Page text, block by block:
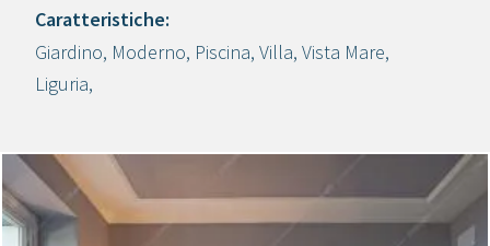
Crea progetto
Caratteristiche:
Giardino, Moderno, Piscina, Villa, Vista Mare,
Liguria,